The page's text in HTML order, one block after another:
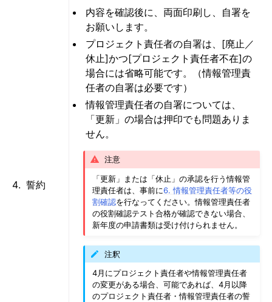
誓約
内容を確認後に、両面印刷し、自署を
お願いします。
プロジェクト責任者の自署は、[廃止／
休止]かつ[プロジェクト責任者不在]の
場合には省略可能です。（情報管理責
任者の自署は必要です）
情報管理責任者の自署については、
「更新」の場合は押印でも問題ありま
せん。
注意
「更新」または「休止」の承認を行う情報管
理責任者は、事前に6. 情報管理責任者等の役
割確認を行なってください。情報管理責任者
の役割確認テスト合格が確認できない場合、
新年度の申請書類は受け付けられません。
注釈
4月にプロジェクト責任者や情報管理責任者
の変更がある場合、可能であれば、4月以降
のプロジェクト責任者・情報管理責任者の誓